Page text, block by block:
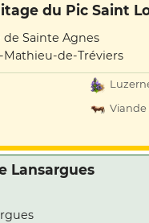
du Pic Saint
de Sainte Agnes
Mathieu-de-Tréviers
Viande
Lansargues